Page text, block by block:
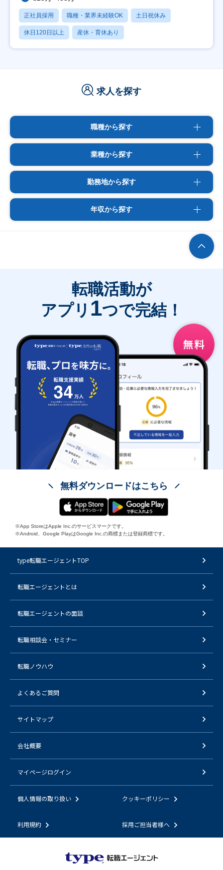
正社員採用 職種・業界未経験OK 土日祝休み
休日120日以上 産休・育休あり
求人を探す
職種から探す
業種から探す
勤務地から探す
年収から探す
転職活動が
アプリ 1つで完結！
無料ダウンロードはこちら
※App StoreはApple Inc.のサービスマークです。
※Android、Google PlayはGoogle Inc.の商標または登録商標です。
type転職エージェントTOP
転職エージェントとは
転職エージェントの面談
転職相談会・セミナー
転職ノウハウ
よくあるご質問
サイトマップ
会社概要
マイページログイン
個人情報の取り扱い クッキーポリシー
利用規約 採用ご担当者様へ